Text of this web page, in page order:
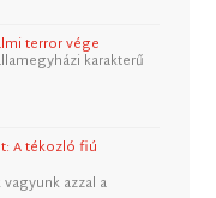
terror vége
karakterű
A tékozló fiú
azzal a